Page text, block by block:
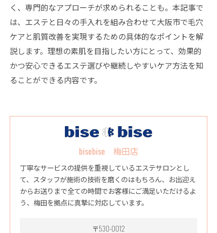
く、専門的なアプローチが求められることも。本記事で
は、エステと日々の手入れを組み合わせて大阪市で毛穴
ケアと肌質改善を実現するための具体的なポイントを解
説します。理想の素肌を目指したい方にとって、効果的
かつ安心できるエステ選びや継続しやすいケア方法を知
ることができる内容です。
bisebise 梅田店
丁寧なサービスの提供を重視しているエステサロンとし
て、スタッフが施術の技術を磨くのはもちろん、お出迎え
からお送りまで全ての時間でお客様にご満足いただけるよ
う、梅田を拠点に真摯に対応しています。
〒530-0012